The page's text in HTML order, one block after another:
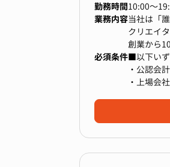
▼ 決算・
- 年次決算
- IPOに向
- 監査法人
- 業務フロ
日常業務
勤務時間10:00～
業務内容当社は「
クリエイ
創業から
M&Aによ
が集結し
本ポジシ
インフラ
こうした
必須条件■以下い
・公認会
・上場会
・事業会
・経営企